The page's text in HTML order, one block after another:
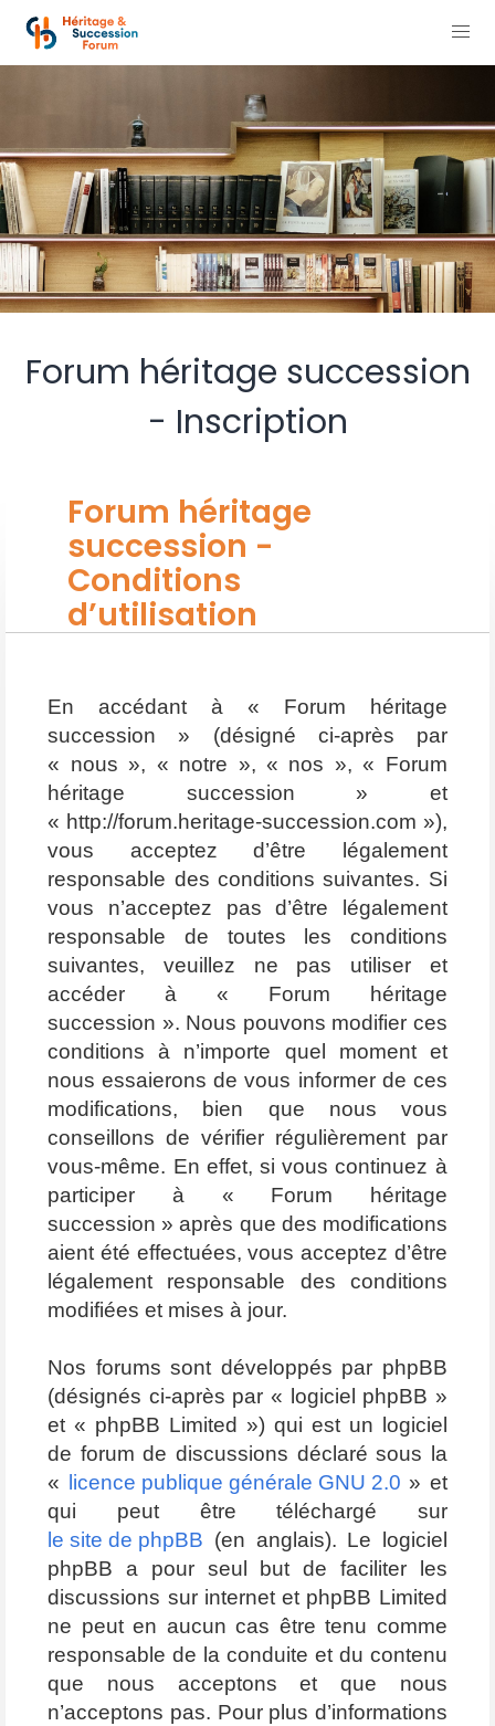
Forum héritage succession
- Inscription
Forum héritage
succession -
Conditions
d’utilisation
En accédant à « Forum héritage
succession » (désigné ci-après par
« nous », « notre », « nos », « Forum
héritage succession » et
« http://forum.heritage-succession.com »),
vous acceptez d’être légalement
responsable des conditions suivantes. Si
vous n’acceptez pas d’être légalement
responsable de toutes les conditions
suivantes, veuillez ne pas utiliser et
accéder à « Forum héritage
succession ». Nous pouvons modifier ces
conditions à n’importe quel moment et
nous essaierons de vous informer de ces
modifications, bien que nous vous
conseillons de vérifier régulièrement par
vous-même. En effet, si vous continuez à
participer à « Forum héritage
succession » après que des modifications
aient été effectuées, vous acceptez d’être
légalement responsable des conditions
modifiées et mises à jour.
Nos forums sont développés par phpBB
(désignés ci-après par « logiciel phpBB »
et « phpBB Limited ») qui est un logiciel
de forum de discussions déclaré sous la
«
licence publique générale GNU 2.0 » et
qui peut être téléchargé sur
le site de phpBB (en anglais). Le logiciel
phpBB a pour seul but de faciliter les
discussions sur internet et phpBB Limited
ne peut en aucun cas être tenu comme
responsable de la conduite et du contenu
que nous acceptons et que nous
n’acceptons pas. Pour plus d’informations